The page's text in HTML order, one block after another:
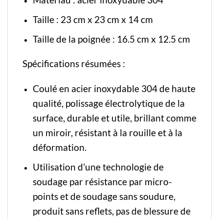
Taille : 23 cm x 23 cm x 14 cm
Taille de la poignée : 16.5 cm x 12.5 cm
Spécifications résumées :
Coulé en acier inoxydable 304 de haute
qualité, polissage électrolytiquede la
surface, durable et utile, brillant comme
un miroir, résistant à la rouille et à la
déformation.
Utilisation d’une technologie de
soudage par résistance par micro-
points et de soudage sans soudure,
produit sans reflets, pas de blessure de